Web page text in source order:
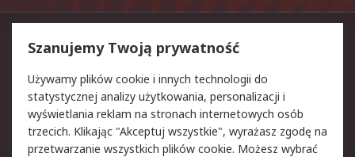
Kontakt
22 22 3 11 11
bok@rspoland.com
Znajdź nas na
Szanujemy Twoją prywatność
Używamy plików cookie i innych technologii do
statystycznej analizy użytkowania, personalizacji i
wyświetlania reklam na stronach internetowych osób
trzecich. Klikając "Akceptuj wszystkie", wyrażasz zgodę na
przetwarzanie wszystkich plików cookie. Możesz wybrać